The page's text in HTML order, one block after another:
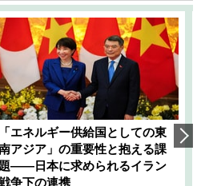
「エネルギー供給国としての東
アジア」の重要性と抱える課
題――日本に求められるイラン
争下の連携